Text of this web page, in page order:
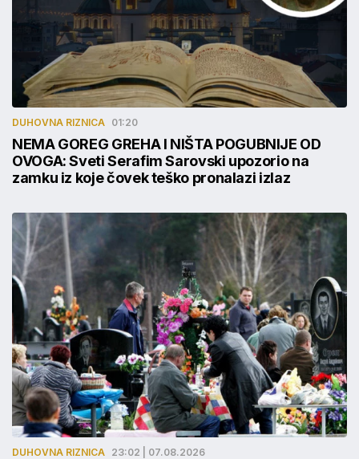
DUHOVNA RIZNICA 01:20
NEMA GOREG GREHA I NIŠTA POGUBNIJE OD
OVOGA: Sveti Serafim Sarovski upozorio na
zamku iz koje čovek teško pronalazi izlaz
DUHOVNA RIZNICA 23:02 | 07.08.2026